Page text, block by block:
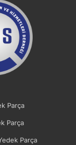
Parça
Parça
Parça